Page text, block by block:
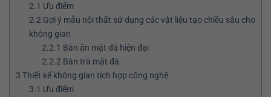
2.1 Ưu điểm
2.2Gợi ý mẫu nội thất sử dụng các vật liệu tạo chiều sâu cho
không gian
2.2.1 Bàn ăn mặt đá hiện đại
2.2.2 Bàn trà mặt đá
3 Thiết kế không gian tích hợp công nghệ
3.1 Ưu điểm